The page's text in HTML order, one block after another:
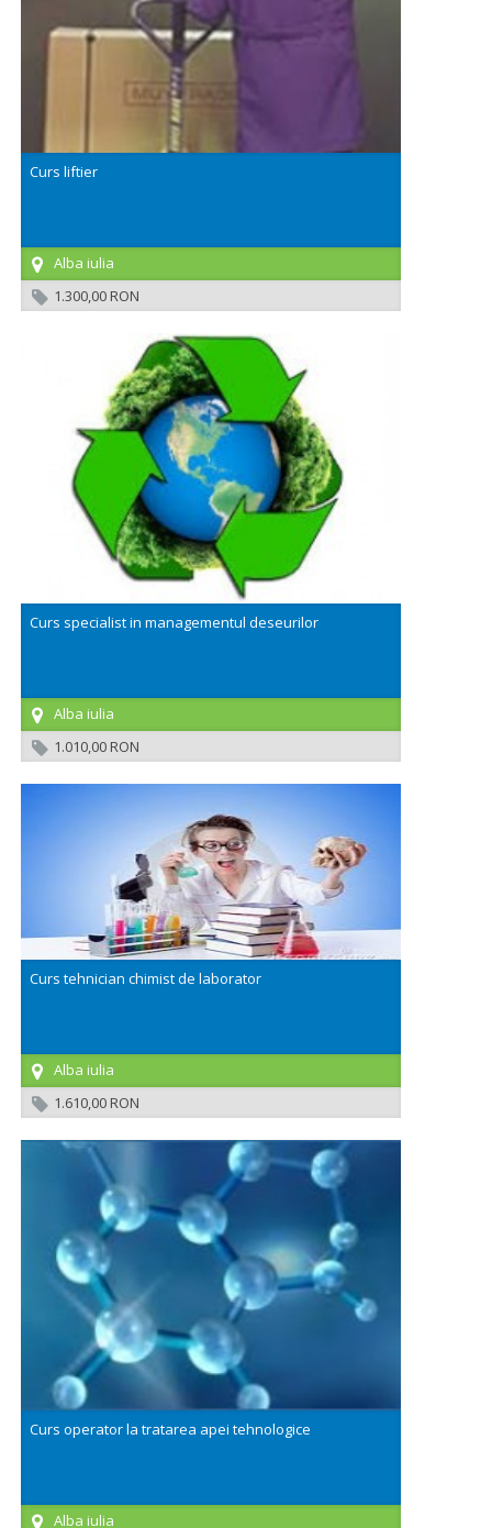
Curs liftier
Alba iulia
1.300,00 RON
Curs specialist in managementul deseurilor
Alba iulia
1.010,00 RON
Curs tehnician chimist de laborator
Alba iulia
1.610,00 RON
Curs operator la tratarea apei tehnologice
Alba iulia